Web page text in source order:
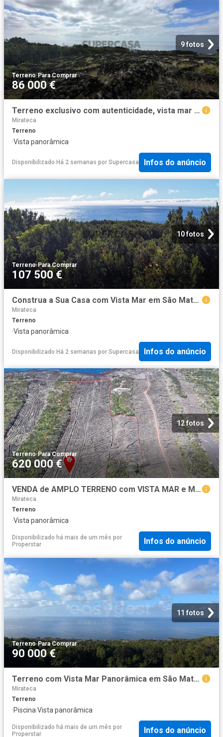
9 fotos
Terreno·Para Comprar
86 000 €
Terreno exclusivo com autenticidade, vista mar e montanha ilha do Pico
Mirateca
Terreno
·Vista panorâmica
Disponibilizado Há 2 semanas por Supercasa Infos do anúncio
10 fotos
Terreno·Para Comprar
107 500 €
Construa a Sua Casa com Vista Mar em São Mateus Ilha do Pico
Mirateca
Terreno
·Vista panorâmica
Disponibilizado Há 2 semanas por Supercasa Infos do anúncio
12 fotos
Terreno·Para Comprar
620 000 €
VENDA de AMPLO TERRENO com VISTA MAR e Montanha da Ilha do Pico Candelária, Madalena, Ilha do Pico, Açores
Mirateca
Terreno
·Vista panorâmica
Disponibilizado há mais de um mês por
Properstar
Infos do anúncio
11 fotos
Terreno·Para Comprar
90 000 €
Terreno com Vista Mar Panorâmica em São Mateus
Mirateca
Terreno
·Piscina·Vista panorâmica
Disponibilizado há mais de um mês por
Properstar
Infos do anúncio